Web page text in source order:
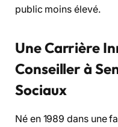
public moins élevé.
Une Carrière
Conseiller à
Sociaux
Né en 1989 dans une